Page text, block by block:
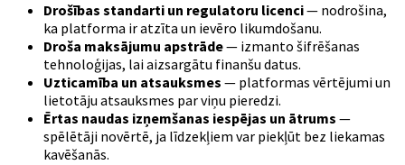
Drošības standarti un regulatoru licenci— nodrošina,
ka platforma ir atzīta un ievēro likumdošanu.
Droša maksājumu apstrāde— izmanto šifrēšanas
tehnoloģijas, lai aizsargātu finanšu datus.
Uzticamība un atsauksmes — platformas vērtējumi un
lietotāju atsauksmes par viņu pieredzi.
Ērtas naudas izņemšanas iespējas un ātrums —
spēlētāji novērtē, ja līdzekļiem var piekļūt bez liekamas
kavēšanās.